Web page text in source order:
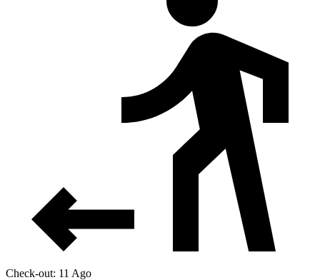
Check-out: 11 Ago